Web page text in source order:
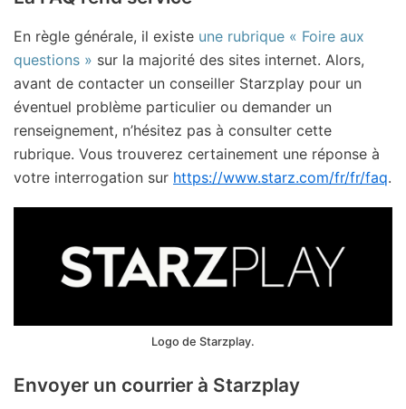
En règle générale, il existe une rubrique « Foire aux
questions » sur la majorité des sites internet. Alors,
avant de contacter un conseiller Starzplay pour un
éventuel problème particulier ou demander un
renseignement, n’hésitez pas à consulter cette
rubrique. Vous trouverez certainement une réponse à
votre interrogation sur https://www.starz.com/fr/fr/faq.
Logo de Starzplay.
Envoyer un courrier à Starzplay